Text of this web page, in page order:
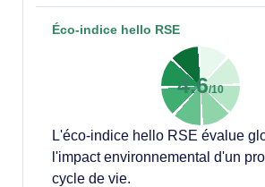
Éco-indice hello RSE
4.6/10
L'éco-indice hello RSE évalue
l'impact environnemental d'un
cycle de vie.